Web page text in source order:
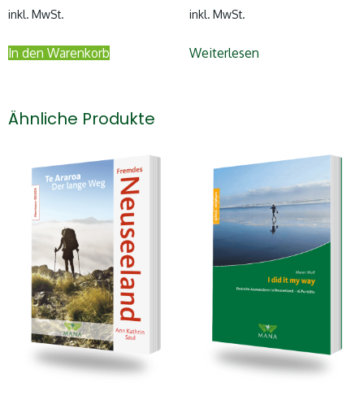
inkl. MwSt.
In den Warenkorb
inkl. MwSt.
Weiterlesen
Ähnliche Produkte